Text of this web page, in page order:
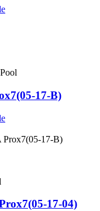
17-B)
Prox7(05-17-B)
17-04)